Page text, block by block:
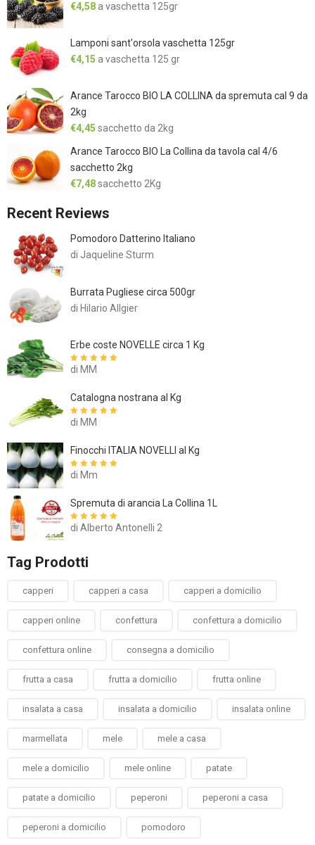
€4,58 a vaschetta 125gr
Lamponi sant'orsola vaschetta 125gr
€4,15 a vaschetta 125 gr
Arance Tarocco BIO LA COLLINA da spremuta cal 9 da
2kg
€4,45 sacchetto da 2kg
Arance Tarocco BIO La Collina da tavola cal 4/6
sacchetto 2kg
€7,48sacchetto 2Kg
Recent Reviews
Pomodoro Datterino Italiano
di Jaqueline Sturm
Burrata Pugliese circa 500gr
di Hilario Allgier
Erbe coste NOVELLE circa 1 Kg
Valutato
di MM
Catalogna nostrana al Kg
Valutato
di MM
Finocchi ITALIA NOVELLI al Kg
Valutato
di Mm
Spremuta di arancia La Collina 1L
Valutato5su
di Alberto Antonelli 2
Tag Prodotti
capperi capperi a casa capperi a domicilio
capperi online confettura confettura a domicilio
confettura online consegna a domicilio
frutta a casa frutta a domicilio frutta online
insalata a casa insalata a domicilio insalata online
marmellata mele mele a casa
mele a domicilio mele online patate
patate a domicilio peperoni peperoni a casa
peperoni a domicilio pomodoro